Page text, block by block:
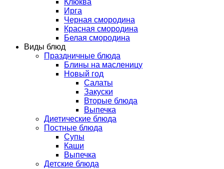
Клюква
Ирга
Черная смородина
Красная смородина
Белая смородина
Виды блюд
Праздничные блюда
Блины на масленицу
Новый год
Салаты
Закуски
Вторые блюда
Выпечка
Диетические блюда
Постные блюда
Супы
Каши
Выпечка
Детские блюда